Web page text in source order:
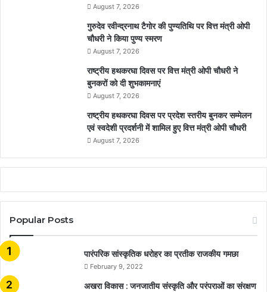
August 7, 2026
गुरुदेव रवीन्द्रनाथ टैगोर की पुण्यतिथि पर वित्त मंत्री ओपी
चौधरी ने किया पुण्य स्मरण
August 7, 2026
राष्ट्रीय हथकरघा दिवस पर वित्त मंत्री ओपी चौधरी ने
बुनकरों को दी शुभकामनाएं
August 7, 2026
राष्ट्रीय हथकरघा दिवस पर प्रदेश स्तरीय बुनकर सम्मेलन
एवं स्वदेशी प्रदर्शनी में शामिल हुए वित्त मंत्री ओपी चौधरी
August 7, 2026
Popular Posts
​​​​​​​पारंपरिक सांस्कृतिक धरोहर का प्रतीक राजकीय गमछा
February 9, 2022
अखरा विकास : जनजातीय संस्कृति और परंपराओं का संरक्षण